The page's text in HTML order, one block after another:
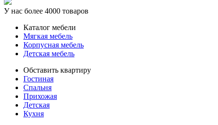
У нас более 4000 товаров
Каталог мебели
Мягкая мебель
Корпусная мебель
Детская мебель
Обставить квартиру
Гостиная
Спальня
Прихожая
Детская
Кухня